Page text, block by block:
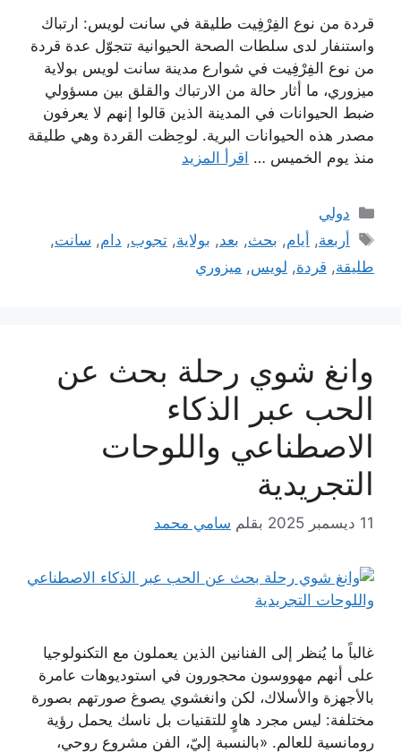
قردة من نوع الفِرْفِيت طليقة في سانت لويس: ارتباك
واستنفار لدى سلطات الصحة الحيوانية تتجوّل عدة قردة
من نوع الفِرْفِيت في شوارع مدينة سانت لويس بولاية
ميزوري، ما أثار حالة من الارتباك والقلق بين مسؤولي
ضبط الحيوانات في المدينة الذين قالوا إنهم لا يعرفون
مصدر هذه الحيوانات البرية. لوحِظت القردة وهي طليقة
منذ يوم الخميس … اقرأ المزيد
التصنيفات
دولي
الوسوم
أربعة, أيام, بحث, بعد, بولاية,تجوب, دام, سانت,
طليقة, قردة, لويس, ميزوري
وانغ شوي رحلة بحث عن
الحب عبر الذكاء
الاصطناعي واللوحات
التجريدية
11 ديسمبر 2025 بقلم سامي محمد
غالباً ما يُنظر إلى الفنانين الذين يعملون مع التكنولوجيا
على أنهم مهووسون محجورون في استوديوهات عامرة
بالأجهزة والأسلاك، لكن وانغشوي يصوغ صورتهم بصورة
مختلفة: ليس مجرد هاوٍ للتقنيات بل ناسك يحمل رؤية
رومانسية للعالم. «بالنسبة إليّ، الفن مشروع روحي،